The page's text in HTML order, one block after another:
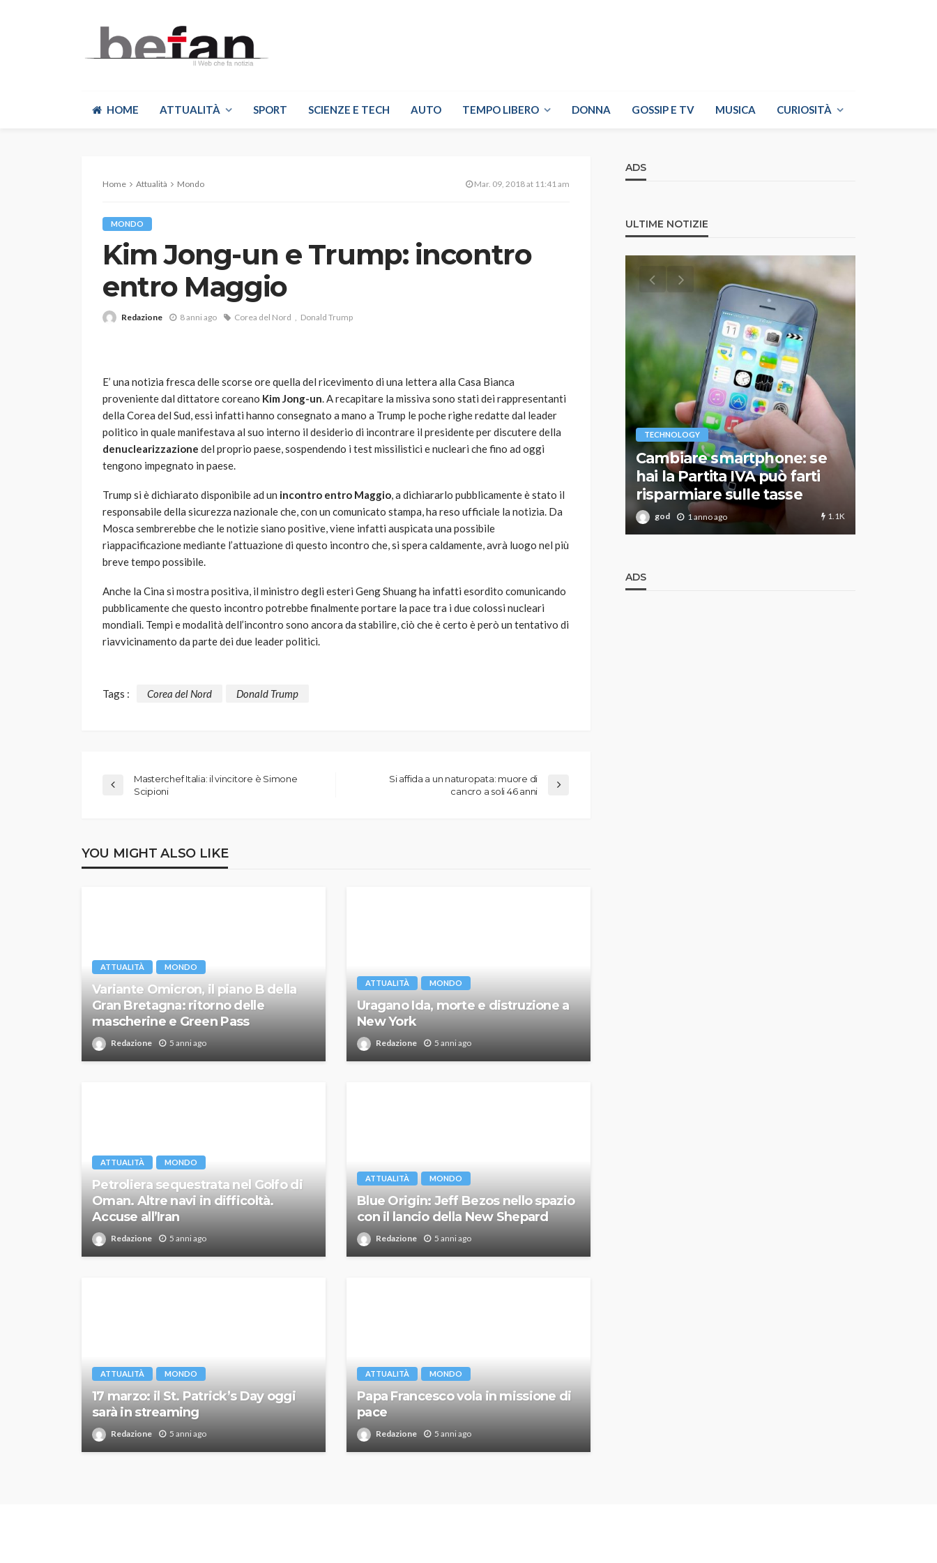
HOME ATTUALITÀ SPORT SCIENZE E TECH AUTO TEMPO LIBERO DONNA GOSSIP E TV MUSICA CURIOSITÀ
Home Attualità Mondo Mar. 09, 2018 at 11:41 am
MONDO
Kim Jong-un e Trump: incontro
entro Maggio
Redazione 8 anni ago Corea del Nord Donald Trump
E’ una notizia fresca delle scorse ore quella del ricevimento di una lettera alla Casa Bianca
proveniente dal dittatore coreano Kim Jong-un. A recapitare la missiva sono stati dei rappresentanti
della Corea del Sud, essi infatti hanno consegnato a mano a Trump le poche righe redatte dal leader
politico in quale manifestava al suo interno il desiderio di incontrare il presidente per discutere della
denuclearizzazione del proprio paese, sospendendo i test missilistici e nucleari che fino ad oggi
tengono impegnato in paese.
Trump si è dichiarato disponibile ad un incontro entro Maggio, a dichiararlo pubblicamente è stato il
responsabile della sicurezza nazionale che, con un comunicato stampa, ha reso ufficiale la notizia. Da
Mosca sembrerebbe che le notizie siano positive, viene infatti auspicata una possibile
riappacificazione mediante l’attuazione di questo incontro che, si spera caldamente, avrà luogo nel più
breve tempo possibile.
Anche la Cina si mostra positiva, il ministro degli esteri Geng Shuang ha infatti esordito comunicando
pubblicamente che questo incontro potrebbe finalmente portare la pace tra i due colossi nucleari
mondiali. Tempi e modalità dell’incontro sono ancora da stabilire, ciò che è certo è però un tentativo di
riavvicinamento da parte dei due leader politici.
Tags : Corea del Nord Donald Trump
Masterchef Italia: il vincitore è Simone
Scipioni
Si affida a un naturopata: muore di
cancro a soli 46 anni
YOU MIGHT ALSO LIKE
ATTUALITÀ MONDO
Variante Omicron, il piano B della
Gran Bretagna: ritorno delle
mascherine e Green Pass
Redazione 5 anni ago
ATTUALITÀ MONDO
Uragano Ida, morte e distruzione a
New York
Redazione 5 anni ago
ATTUALITÀ MONDO
Petroliera sequestrata nel Golfo di
Oman. Altre navi in difficoltà.
Accuse all’Iran
Redazione 5 anni ago
ATTUALITÀ MONDO
Blue Origin: Jeff Bezos nello spazio
con il lancio della New Shepard
Redazione 5 anni ago
ATTUALITÀ MONDO
17 marzo: il St. Patrick’s Day oggi
sarà in streaming
Redazione 5 anni ago
ATTUALITÀ MONDO
Papa Francesco vola in missione di
pace
Redazione 5 anni ago
ADS
ULTIME NOTIZIE
VARIE
Robot tagliaerba: quale
scegliere per il tuo prato
god 1 anno ago 785
AUTO SPORT
MG alle Final 8 di Coppa
Davis: tennis mondiale e
passione per
abbracciano la stessa causa
god 9 mesi ago
TECHNOLOGY
Cambiare smartphone: se
hai la Partita IVA può farti
risparmiare sulle tasse
god 1 anno ago 1.1K
ADS